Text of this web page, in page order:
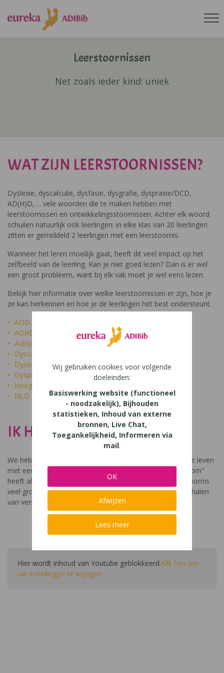
Leerstoornissen
Net zoals ieder kind: uniek
WAT ZIJN LEERSTOORNISSEN?
Dyslexie, dyscalculie, dysfasie, dysgrafie, dyspraxie/DCD,
AD(H)D, ... vele woorden die te maken hebben met
leerstoornissen en ontwikkelingsstoornissen. Achter elk woord
schuilen natuurlijk ook leerlingen: in elke klas van 20 leerlingen
zitten er gemiddeld 2 leerlingen met een leerstoornis.
Wanneer het leren moeilijk gaat, heeft dit veel impact op het
zelfbeeld van de leerling. Kan je niet goed lezen? Dan is er wel
een groot probleem, want bij elk vak moet je wel eens lezen.
Bekijk hier informatie over welke leerstoornissen er zijn, hoe je
ze kan herkennen en hoe je de leerlingen het best ondersteunt.
ADD
ADHD
Autisme
Dyscalculie
Dyslexie
Dyspraxie
Hoogbegaafdheid
NLD
IK HEET NIET DOM
We hebben een video gemaakt die toont hoe het is om te leven
met een leerstoornis. De film met als titel: "Ik heet niet dom"
heeft als doel aan te tonen dat de impact van een leerstoornis
veel groter is dan enkel wat je ziet in de klas. Je hoort verhalen
van verschillende leerlingen en ouders.
Hier wordt inhoud van Youtube geblokkeerd.Klik hier om
uw instellingen te wijzigen
Wij gebruiken cookies voor volgende
doeleinden:
Basiswerking website (functioneel
- noodzakelijk), Bijhouden
statistieken, Inhoud van externe
bronnen, Live Chat,
Toegankelijkheid, Informeren via
mail.
OK
Afwijzen
Lees meer